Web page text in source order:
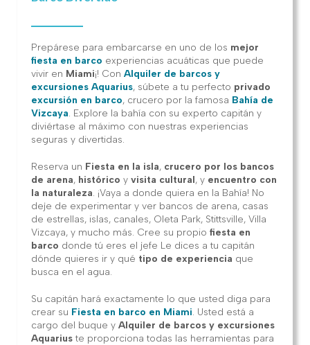
Prepárese para embarcarse en uno de los mejor
fiesta en barco experiencias acuáticas que puede
vivir en Miami¡! Con Alquiler de barcos y
excursiones Aquarius, súbete a tu perfecto privado
excursión en barco, crucero por la famosa Bahía de
Vizcaya. Explore la bahía con su experto capitán y
diviértase al máximo con nuestras experiencias
seguras y divertidas.
Reserva un Fiesta en la isla, crucero por los bancos
de arena, histórico y visita cultural, y encuentro con
la naturaleza. ¡Vaya a donde quiera en la Bahía! No
deje de experimentar y ver bancos de arena, casas
de estrellas, islas, canales, Oleta Park, Stittsville, Villa
Vizcaya, y mucho más. Cree su propio fiesta en
barco donde tú eres el jefe Le dices a tu capitán
dónde quieres ir y qué tipo de experiencia que
busca en el agua.
Su capitán hará exactamente lo que usted diga para
crear su Fiesta en barco en Miami. Usted está a
cargo del buque y Alquiler de barcos y excursiones
Aquarius te proporciona todas las herramientas para